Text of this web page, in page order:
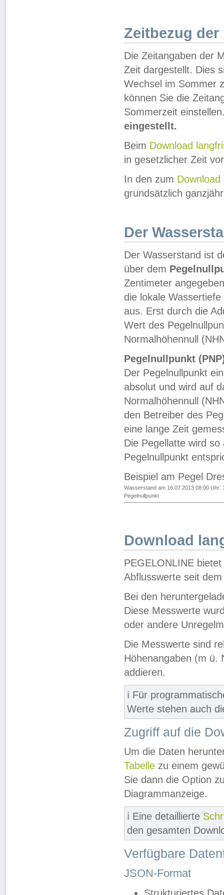
Zeitbezug der
Die Zeitangaben der
Zeit dargestellt. Dies
Wechsel im Sommer
können Sie die
Sommerzeit
eingestellt.
Beim Download
in gesetzlicher Zeit
In den zum Download
grundsätzlich
Der
Der Wasserstand ist
über dem
Zentimeter
die lokale
aus. Erst durch die
Wert des
Normalhöhennull
Pegelnullpunkt
Der Pegelnullpunkt
absolut und wird auf
Normalhöhennull
den Betreiber des
eine lange Zeit
Die Pegellatte wird
Pegelnullpunkt
Beispiel am Pegel
Wasserstand am 16.07.2013 08:00 Uhr:
Pegelnullpunkt
Download
PEGELONLINE
Abflusswerte seit
Bei den
Diese Messwerte
oder andere
Die Messwerte sind
Höhenangaben (m ü.
addieren.
ℹ️ Für
Werte stehen auch
Zugriff auf die
Um die Daten
Tabelle zu einem
Sie dann die Option
Diagrammanzeige.
ℹ️ Eine detaillierte
den gesamten
Verfügbare
JSON-Format
Strukturiertes